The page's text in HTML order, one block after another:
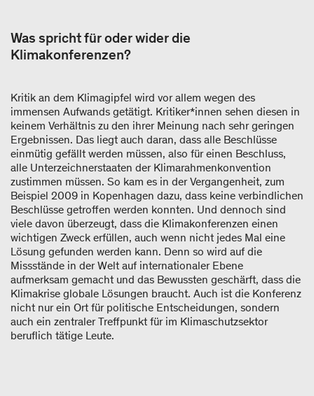
Was spricht für oder wider die
Klimakonferenzen?
Kritik an dem Klimagipfel wird vor allem wegen des
immensen Aufwands getätigt. Kritiker*innen sehen diesen in
keinem Verhältnis zu den ihrer Meinung nach sehr geringen
Ergebnissen. Das liegt auch daran, dass alle Beschlüsse
einmütig gefällt werden müssen, also für einen Beschluss,
alle Unterzeichnerstaaten der Klimarahmenkonvention
zustimmen müssen. So kam es in der Vergangenheit, zum
Beispiel 2009 in Kopenhagen dazu, dass keine verbindlichen
Beschlüsse getroffen werden konnten. Und dennoch sind
viele davon überzeugt, dass die Klimakonferenzen einen
wichtigen Zweck erfüllen, auch wenn nicht jedes Mal eine
Lösung gefunden werden kann. Denn so wird auf die
Missstände in der Welt auf internationaler Ebene
aufmerksam gemacht und das Bewussten geschärft, dass die
Klimakrise globale Lösungen braucht. Auch ist die Konferenz
nicht nur ein Ort für politische Entscheidungen, sondern
auch ein zentraler Treffpunkt für im Klimaschutzsektor
beruflich tätige Leute.